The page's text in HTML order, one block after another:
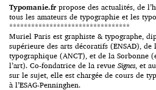
Typomanie.fr propose des actualités, de
tous les amateurs de typographie et les
*********************************
Muriel Paris est graphiste & typographe,
supérieure des arts décoratifs (ENSAD),
typographique (ANCT), et de la Sorbonne
l’art). Co-fondatrice de la revue Signes, et
sur le sujet, elle est chargée de cours de
à l’ESAG-Penninghen.